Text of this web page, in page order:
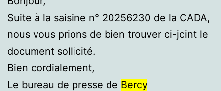
Suite à la saisine n° 20256230 de la CADA,
nous vous prions de bien trouver ci-joint le
document sollicité.
Bien cordialement,
Le bureau de presse de Bercy